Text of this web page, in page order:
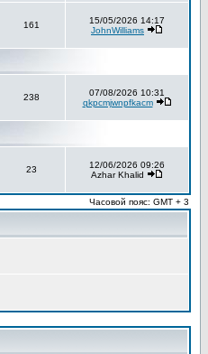
161
15/05/2026 14:17
JohnWilliams
238
07/08/2026 10:31
qkpcmjwnpfkacm
23
12/06/2026 09:26
Azhar Khalid
Часовой пояс: GMT + 3